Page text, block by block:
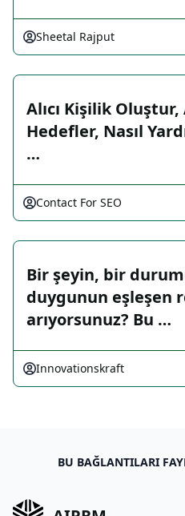
Sheetal Rajput
Alıcı Kişilik
Hedefler, Nasıl
…
Contact For SEO
Bir şeyin, bir
duygunun eşleşen
arıyorsunuz? Bu …
Innovationskraft
BU BAĞLANTILARI